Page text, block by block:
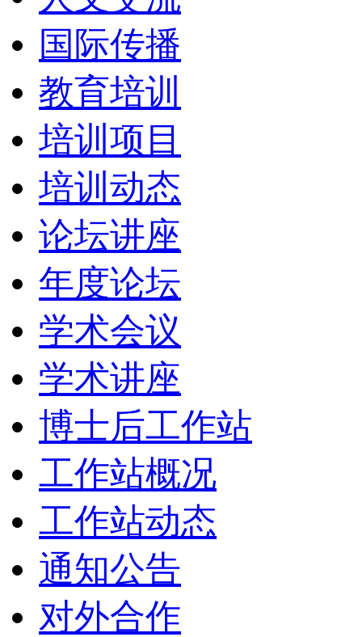
国际传播
教育培训
培训项目
培训动态
论坛讲座
年度论坛
学术会议
学术讲座
博士后工作站
工作站概况
工作站动态
通知公告
对外合作